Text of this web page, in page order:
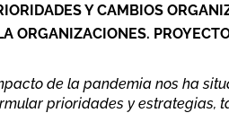
Y CAMBIOS
ORGANIZACIONES.
de la pandemia nos ha
prioridades y estrategias,